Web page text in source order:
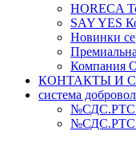
HORECA
SAY YES
Новинки
Компания
КОНТАКТЫ И
система